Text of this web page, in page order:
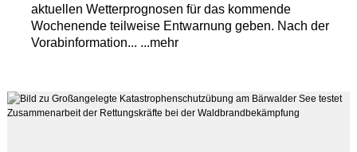
aktuellen Wetterprognosen für das kommende
Wochenende teilweise Entwarnung geben. Nach der
Vorabinformation... ...mehr